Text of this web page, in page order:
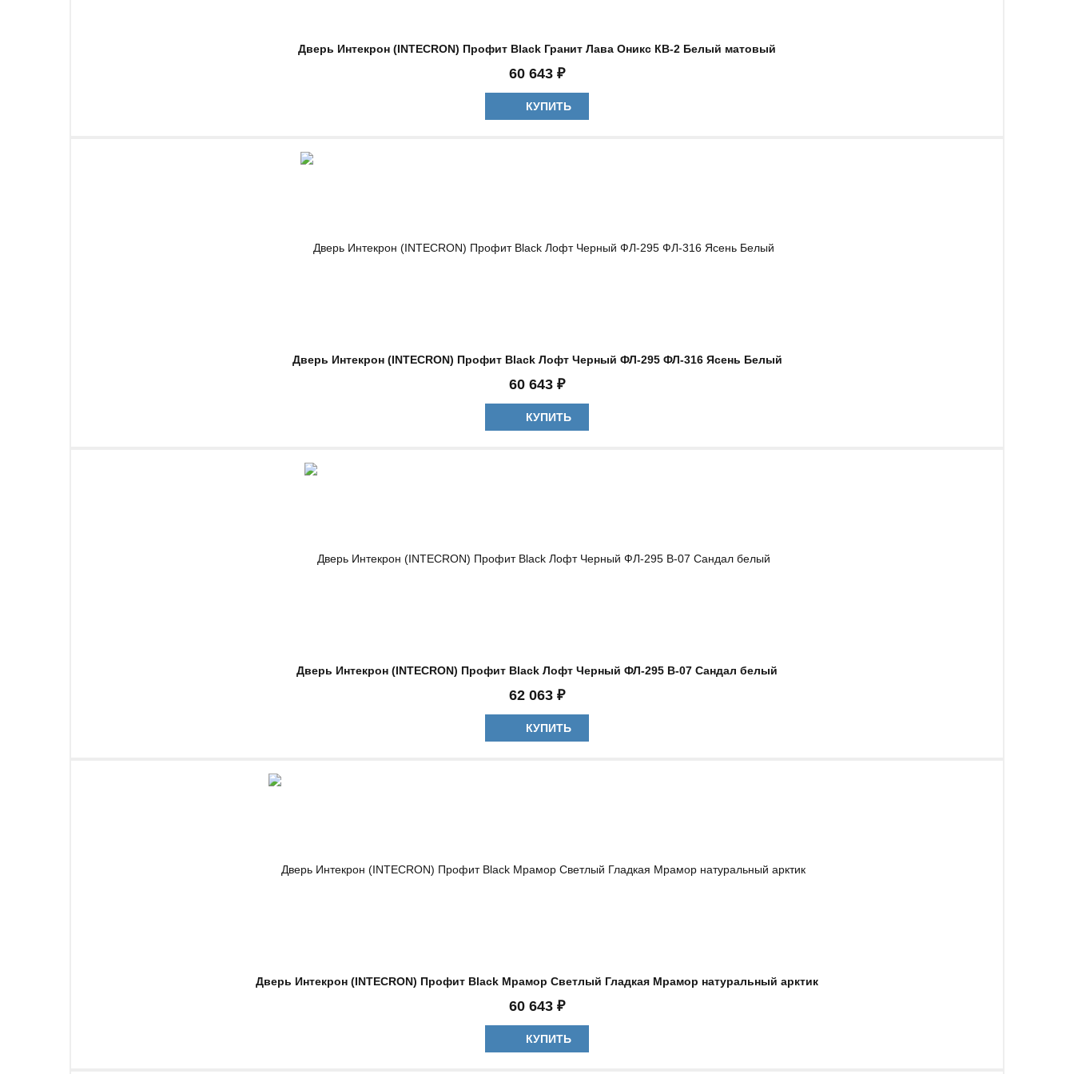
Дверь Интекрон (INTECRON) Профит Black Гранит Лава Оникс КВ-2 Белый матовый
60 643 ₽
КУПИТЬ
Дверь Интекрон (INTECRON) Профит Black Лофт Черный ФЛ-295 ФЛ-316 Ясень Белый
60 643 ₽
КУПИТЬ
Дверь Интекрон (INTECRON) Профит Black Лофт Черный ФЛ-295 В-07 Сандал белый
62 063 ₽
КУПИТЬ
Дверь Интекрон (INTECRON) Профит Black Мрамор Светлый Гладкая Мрамор натуральный арктик
60 643 ₽
КУПИТЬ